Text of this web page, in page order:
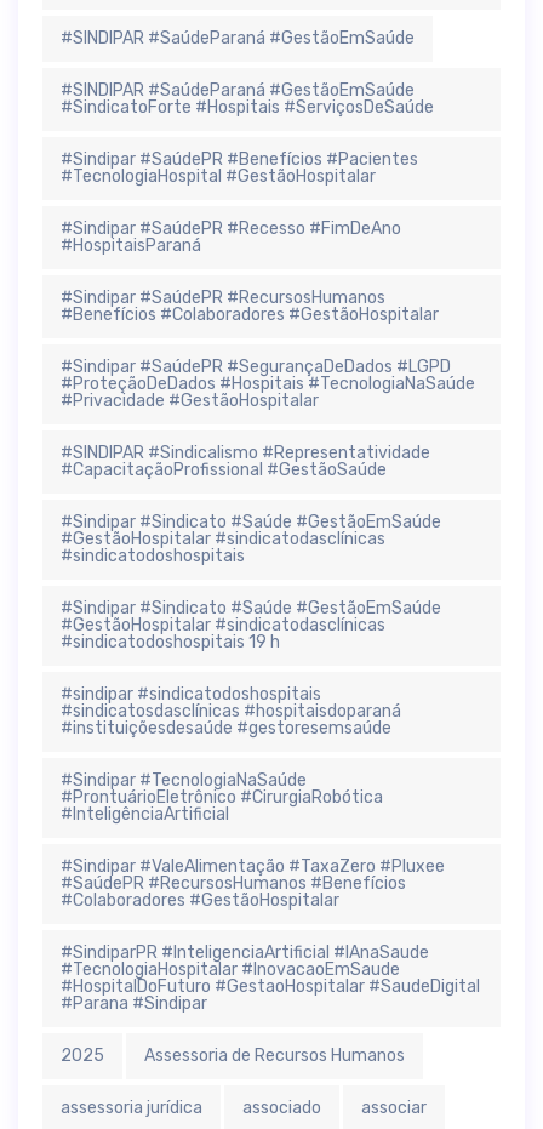
#SINDIPAR #SaúdeParaná #GestãoEmSaúde
#SINDIPAR #SaúdeParaná #GestãoEmSaúde
#SindicatoForte #Hospitais #ServiçosDeSaúde
#Sindipar #SaúdePR #Benefícios #Pacientes
#TecnologiaHospital #GestãoHospitalar
#Sindipar #SaúdePR #Recesso #FimDeAno
#HospitaisParaná
#Sindipar #SaúdePR #RecursosHumanos
#Benefícios #Colaboradores #GestãoHospitalar
#Sindipar #SaúdePR #SegurançaDeDados #LGPD
#ProteçãoDeDados #Hospitais #TecnologiaNaSaúde
#Privacidade #GestãoHospitalar
#SINDIPAR #Sindicalismo #Representatividade
#CapacitaçãoProfissional #GestãoSaúde
#Sindipar #Sindicato #Saúde #GestãoEmSaúde
#GestãoHospitalar #sindicatodasclínicas
#sindicatodoshospitais
#Sindipar #Sindicato #Saúde #GestãoEmSaúde
#GestãoHospitalar #sindicatodasclínicas
#sindicatodoshospitais 19 h
#sindipar #sindicatodoshospitais
#sindicatosdasclínicas #hospitaisdoparaná
#instituiçõesdesaúde #gestoresemsaúde
#Sindipar #TecnologiaNaSaúde
#ProntuárioEletrônico #CirurgiaRobótica
#InteligênciaArtificial
#Sindipar #ValeAlimentação #TaxaZero #Pluxee
#SaúdePR #RecursosHumanos #Benefícios
#Colaboradores #GestãoHospitalar
#SindiparPR #InteligenciaArtificial #IAnaSaude
#TecnologiaHospitalar #InovacaoEmSaude
#HospitalDoFuturo #GestaoHospitalar #SaudeDigital
#Parana #Sindipar
2025 Assessoria de Recursos Humanos
assessoria jurídica associado associar